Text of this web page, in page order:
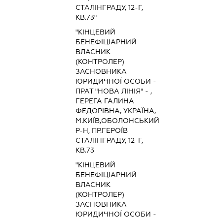
СТАЛІНГРАДУ, 12-Г,
КВ.73"
"КІНЦЕВИЙ
БЕНЕФІЦІАРНИЙ
ВЛАСНИК
(КОНТРОЛЕР)
ЗАСНОВНИКА
ЮРИДИЧНОЇ ОСОБИ -
ПРАТ "НОВА ЛІНІЯ" - ,
ГЕРЕГА ГАЛИНА
ФЕДОРІВНА, УКРАЇНА,
М.КИЇВ,ОБОЛОНСЬКИЙ
Р-Н, ПР.ГЕРОЇВ
СТАЛІНГРАДУ, 12-Г,
КВ.73
"КІНЦЕВИЙ
БЕНЕФІЦІАРНИЙ
ВЛАСНИК
(КОНТРОЛЕР)
ЗАСНОВНИКА
ЮРИДИЧНОЇ ОСОБИ -